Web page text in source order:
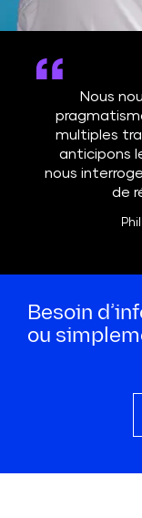
Nous
multiples
anticipons
nous
de
Besoin
ou